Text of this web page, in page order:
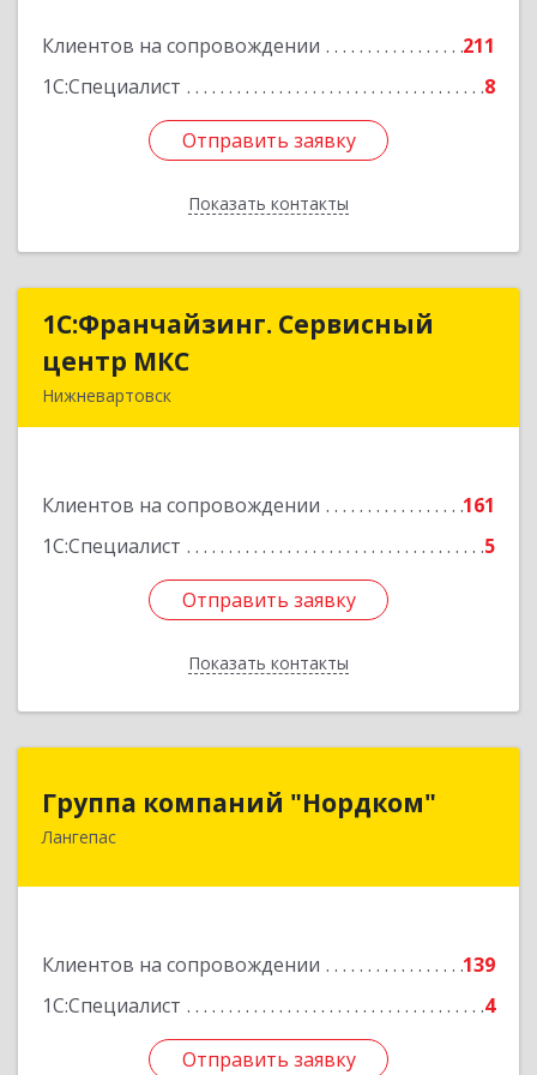
Клиентов на сопровождении
211
1С:Специалист
8
Отправить заявку
Показать контакты
Подробнее
Отправить заявку
Назад
1С:Франчайзинг. Сервисный
центр МКС
Нижневартовск
Клиентов на сопровождении
161
1С:Специалист
5
Отправить заявку
Показать контакты
1С:Франчайзинг. Сервисный
Подробнее
Отправить заявку
Назад
Группа компаний "Нордком"
Лангепас
Клиентов на сопровождении
139
1С:Специалист
4
Отправить заявку
Группа компаний "Нордком"
628672, Тюменская обл, Лангепас г., Солнечная
Отправить заявку